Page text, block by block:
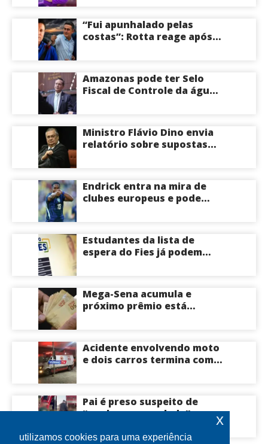
como nome competitivo
para a ALEAM
“Fui apunhalado pelas
costas”: Rotta reage após
o Senado pelo Amazonas;
veja
Amazonas pode ter Selo
Fiscal de Controle da água
Ministro Flávio Dino envia
relatório sobre supostas
Endrick entra na mira de
clubes europeus e pode
Estudantes da lista de
espera do Fies já podem
Mega-Sena acumula e
próximo prêmio está
Acidente envolvendo moto
e dois carros termina com
Pai é preso suspeito de
“quebrar na paulada” a
durante um ano em
utilizamos cookies para uma experiência
x